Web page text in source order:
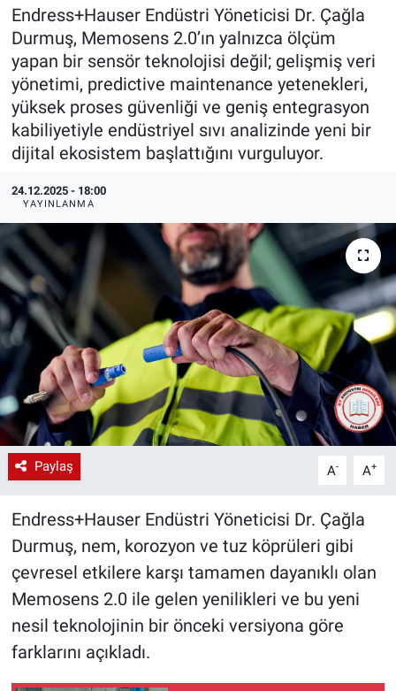
Endress+Hauser Endüstri Yöneticisi Dr. Çağla
Durmuş, Memosens 2.0’ın yalnızca ölçüm
yapan bir sensör teknolojisi değil; gelişmiş veri
yönetimi, predictive maintenance yetenekleri,
yüksek proses güvenliği ve geniş entegrasyon
kabiliyetiyle endüstriyel sıvı analizinde yeni bir
dijital ekosistem başlattığını vurguluyor.
24.12.2025 - 18:00
YAYINLANMA
Paylaş A- A+
Endress+Hauser Endüstri Yöneticisi Dr. Çağla
Durmuş, nem, korozyon ve tuz köprüleri gibi
çevresel etkilere karşı tamamen dayanıklı olan
Memosens 2.0 ile gelen yenilikleri ve bu yeni
nesil teknolojinin bir önceki versiyona göre
farklarını açıkladı.
EndüstriST
Enerjisini Üreten Fabrikalar
Endüstri 4.0 Uygulamaları
Ağır Sanayi Çözümleri